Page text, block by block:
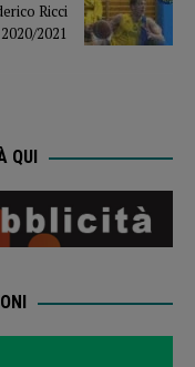
Ricci
2021
QUI